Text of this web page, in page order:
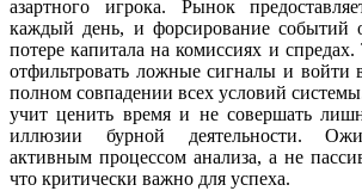
азартного игрока. Рынок
каждый день, и форсирование событий
потере капитала на комиссиях и спредах.
отфильтровать ложные сигналы и войти
полном совпадении всех условий
учит ценить время и не совершать
иллюзии бурной деятельности.
активным процессом анализа, а не
что критически важно для успеха.